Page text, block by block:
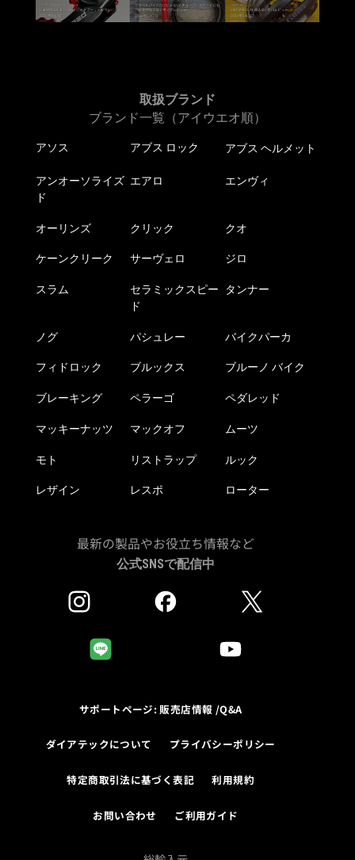
取扱ブランド
ブランド一覧（アイウエオ順）
アソス アブス ロック アブス ヘルメット
アンオーソライズ
ド
エアロ エンヴィ
オーリンズ クリック クオ
ケーンクリーク サーヴェロ ジロ
スラム
セラミックスピー
ド
タンナー
ノグ パシュレー バイクパーカ
フィドロック ブルックス ブルーノ バイク
ブレーキング ペラーゴ ペダレッド
マッキーナッツ マックオフ ムーツ
モト リストラップ ルック
レザイン レスポ ローター
最新の製品やお役立ち情報など
公式SNSで配信中
サポートページ: 販売店情報 /Q&A
ダイアテックについて プライバシーポリシー
特定商取引法に基づく表記 利用規約
お問い合わせ ご利用ガイド